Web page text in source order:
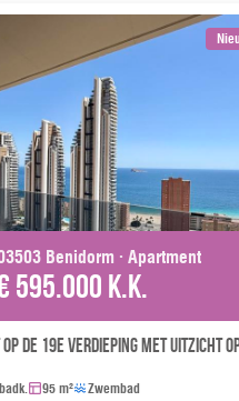
Benidorm · Apartment
595.000 k.k.
de 19e verdieping met uitzicht
95 m² Zwembad